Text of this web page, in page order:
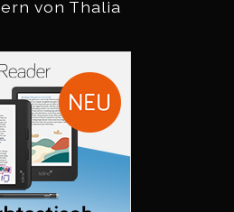
von Thalia